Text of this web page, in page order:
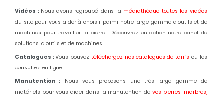
Vidéos : Nous avons regroupé dans la médiathèque toutes les vidéos
du site pour vous aider à choisir parmi notre large gamme d'outils et de
machines pour travailler la pierre... Découvrez en action notre panel de
solutions, d'outils et de machines.
Catalogues : Vous pouvez téléchargez nos catalogues de tarifs ou les
consultez en ligne.
Manutention : Nous vous proposons une très large gamme de
matériels pour vous aider dans la manutention devos pierres, marbres,